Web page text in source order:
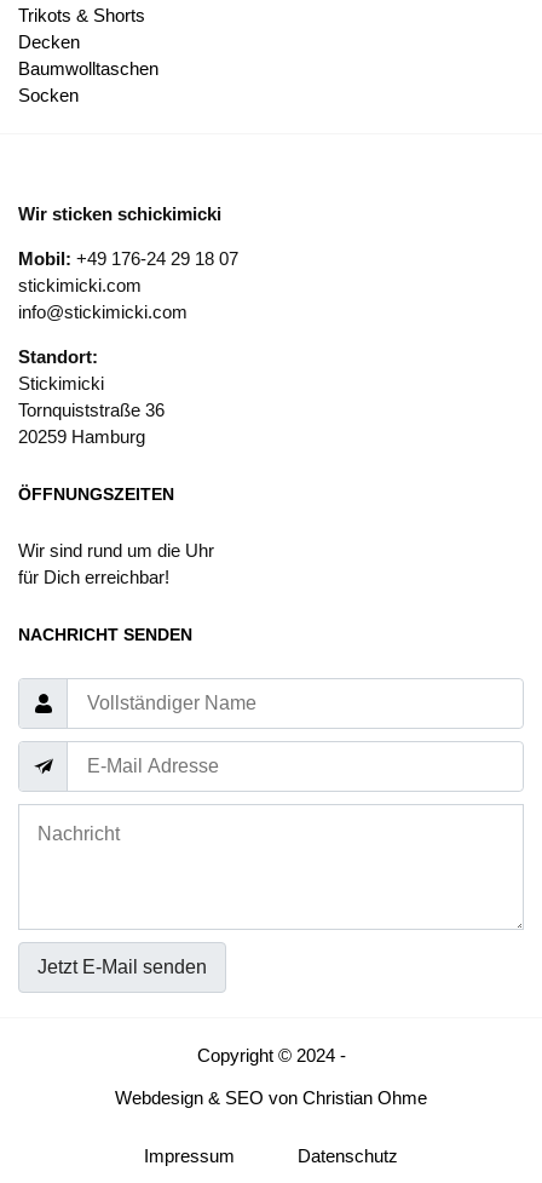
Trikots & Shorts
Decken
Baumwolltaschen
Socken
Wir sticken schickimicki
Mobil: +49 176-24 29 18 07
stickimicki.com
info@stickimicki.com
Standort:
Stickimicki
Tornquiststraße 36
20259 Hamburg
ÖFFNUNGSZEITEN
Wir sind rund um die Uhr
für Dich erreichbar!
NACHRICHT SENDEN
Jetzt E-Mail senden
Copyright © 2024 -
Webdesign & SEO von Christian Ohme
Impressum Datenschutz